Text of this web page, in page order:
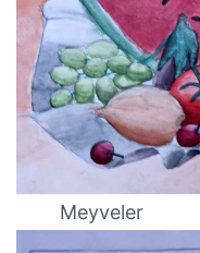
Meyveler